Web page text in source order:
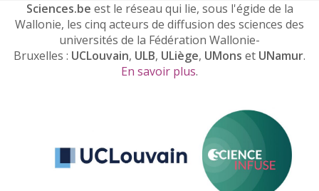
Sciences.be est le réseau qui lie, sous l'égide de la
Wallonie, les cinq acteurs de diffusion des sciences des
universités de la Fédération Wallonie-
Bruxelles : UCLouvain, ULB, ULiège, UMons et UNamur.
En savoir plus.